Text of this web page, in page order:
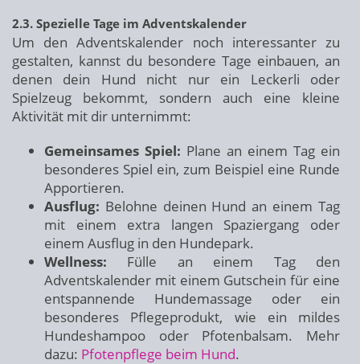
2.3. Spezielle Tage im Adventskalender
Um den Adventskalender noch interessanter zu
gestalten, kannst du besondere Tage einbauen, an
denen dein Hund nicht nur ein Leckerli oder
Spielzeug bekommt, sondern auch eine kleine
Aktivität mit dir unternimmt:
Gemeinsames Spiel: Plane an einem Tag ein
besonderes Spiel ein, zum Beispiel eine Runde
Apportieren.
Ausflug: Belohne deinen Hund an einem Tag
mit einem extra langen Spaziergang oder
einem Ausflug in den Hundepark.
Wellness: Fülle an einem Tag den
Adventskalender mit einem Gutschein für eine
entspannende Hundemassage oder ein
besonderes Pflegeprodukt, wie ein mildes
Hundeshampoo oder Pfotenbalsam. Mehr
dazu: Pfotenpflege beim Hund.